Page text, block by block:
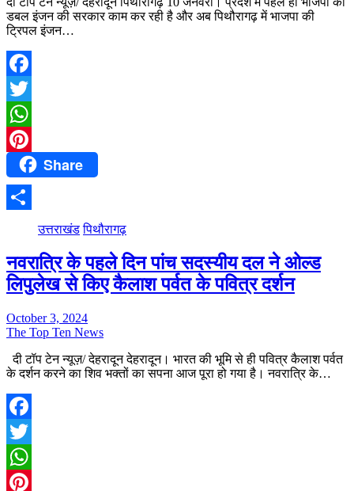
डबल इंजन की सरकार काम कर रही है और अब पिथौरागढ़ में भाजपा की
ट्रिपल इंजन…
Facebook
Twitter
WhatsApp
PinterestShare
उत्तराखंड पिथौरागढ़
नवरात्रि के पहले दिन पांच सदस्यीय दल ने ओल्ड
लिपुलेख से किए कैलाश पर्वत के पवित्र दर्शन
October 3, 2024
The Top Ten News
दी टॉप टेन न्यूज़/ देहरादून देहरादून। भारत की भूमि से ही पवित्र कैलाश पर्वत
के दर्शन करने का शिव भक्तों का सपना आज पूरा हो गया है। नवरात्रि के…
Facebook
Twitter
WhatsApp